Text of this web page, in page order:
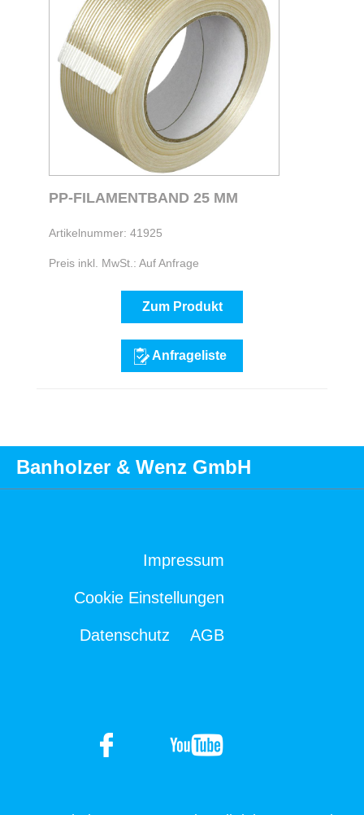
PP-FILAMENTBAND 25 MM
Artikelnummer: 41925
Preis inkl. MwSt.: Auf Anfrage
Zum Produkt
Anfrageliste
Banholzer & Wenz GmbH
Impressum
Cookie Einstellungen
Datenschutz AGB